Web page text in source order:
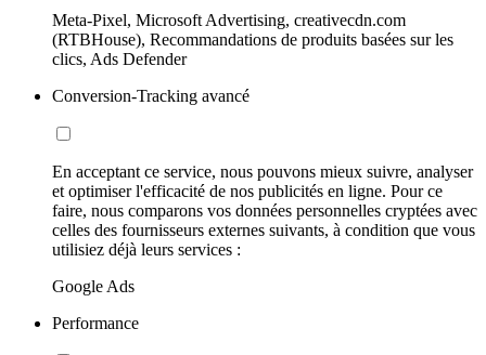
Meta-Pixel, Microsoft Advertising, creativecdn.com
(RTBHouse), Recommandations de produits basées sur les
clics, Ads Defender
Conversion-Tracking avancé
En acceptant ce service, nous pouvons mieux suivre, analyser
et optimiser l'efficacité de nos publicités en ligne. Pour ce
faire, nous comparons vos données personnelles cryptées avec
celles des fournisseurs externes suivants, à condition que vous
utilisiez déjà leurs services :
Google Ads
Performance